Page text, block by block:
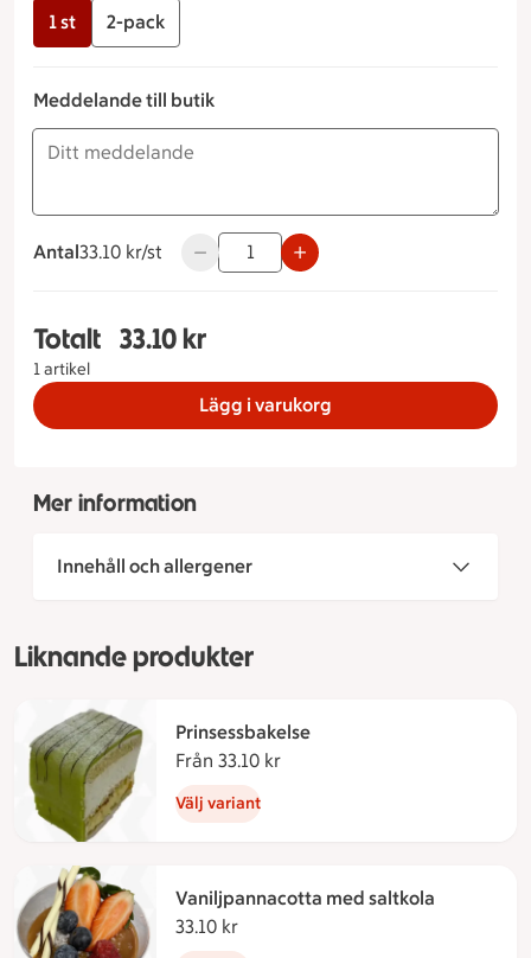
1 st 2-pack
Meddelande till butik
Antal
33.10 kronor styck
33.10 kr/st Använd knapparna för att minska eller
Totalt
1 artikel
Totalt 1 stycken Budapestbakelse Storlek 1 st,
33.10 kr
Lägg i varukorg
Mer information
Innehåll och allergener
Liknande produkter
Prinsessbakelse
Från 33.10 kr
Välj variant
Vaniljpannacotta med saltkola
33.10 kr